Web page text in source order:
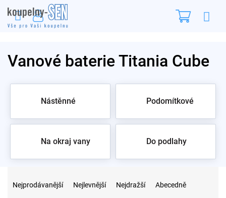
na
obsah
Vanové baterie Titania Cube
Nástěnné Podomítkové
Na okraj vany Do podlahy
Nejprodávanější Nejlevnější Nejdražší Abecedně